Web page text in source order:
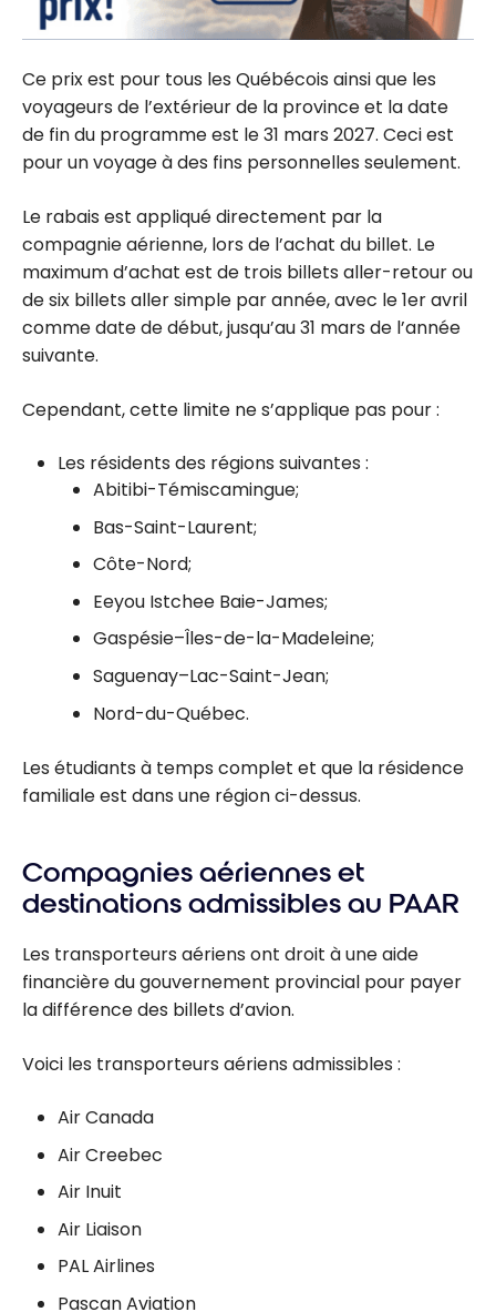
Ce prix est pour tous les Québécois ainsi que les
voyageurs de l’extérieur de la province et la date
de fin du programme est le 31 mars 2027. Ceci est
pour un voyage à des fins personnelles seulement.
Le rabais est appliqué directement par la
compagnie aérienne, lors de l’achat du billet. Le
maximum d’achat est de trois billets aller-retour ou
de six billets aller simple par année, avec le 1er avril
comme date de début, jusqu’au 31 mars de l’année
suivante.
Cependant, cette limite ne s’applique pas pour :
Les résidents des régions suivantes :
Abitibi-Témiscamingue;
Bas-Saint-Laurent;
Côte-Nord;
Eeyou Istchee Baie-James;
Gaspésie–Îles-de-la-Madeleine;
Saguenay–Lac-Saint-Jean;
Nord-du-Québec.
Les étudiants à temps complet et que la résidence
familiale est dans une région ci-dessus.
Compagnies aériennes et
destinations admissibles au PAAR
Les transporteurs aériens ont droit à une aide
financière du gouvernement provincial pour payer
la différence des billets d’avion.
Voici les transporteurs aériens admissibles :
Air Canada
Air Creebec
Air Inuit
Air Liaison
PAL Airlines
Pascan Aviation